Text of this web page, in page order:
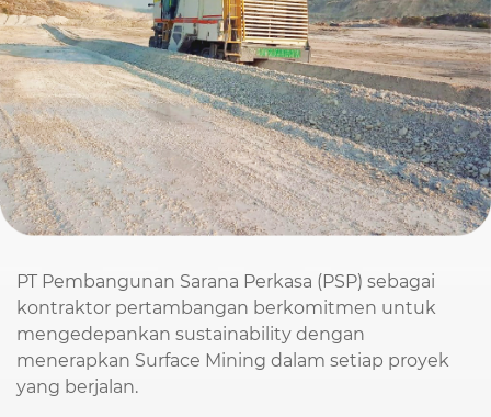
PT Pembangunan Sarana Perkasa (PSP) sebagai
kontraktor pertambangan berkomitmen untuk
mengedepankan sustainability dengan
menerapkan Surface Mining dalam setiap proyek
yang berjalan.